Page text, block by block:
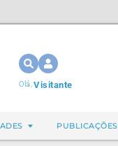
Olá,Visitante
PUBLICAÇÕES